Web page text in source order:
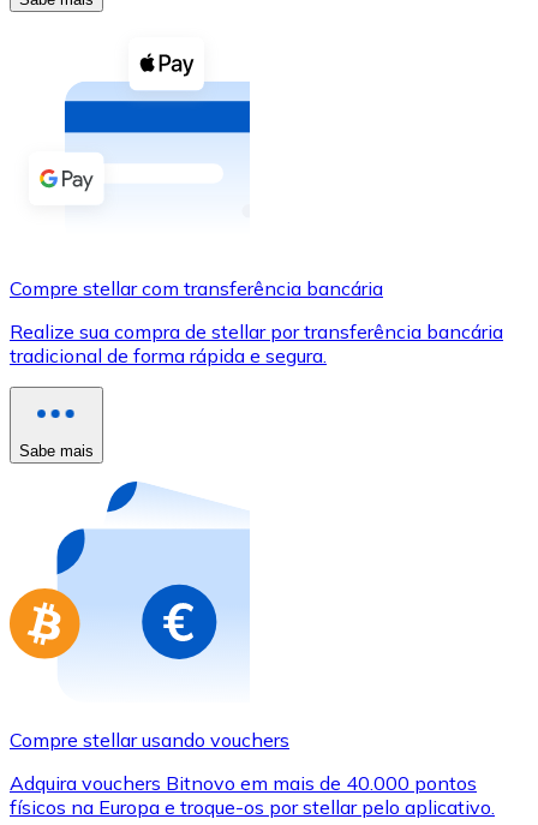
Ver tudo
Cupons cripto
Compre criptomoedas com dinheiro e outros
Comprar com dinheiro
Transferência SEPA
Use cartões Visa e Mastercard para comprar
Comprar com cartão
Compre cartões-presente das suas marcas favoritas
Ir para a loja de cartões-presente
Compre stellar com transferência bancária
Realize sua compra de stellar por transferência bancária
tradicional de forma rápida e segura.
Sabe mais
Compre stellar usando vouchers
Adquira vouchers Bitnovo em mais de 40.000 pontos
físicos na Europa e troque-os por stellar pelo aplicativo.